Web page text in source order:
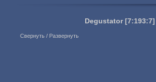
Degustator [7:193:7]
Свернуть / Развернуть